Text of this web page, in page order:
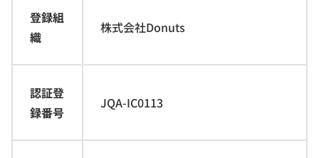
登録組
織
株式会社Donuts
認証登
録番号
JQA-IC0113